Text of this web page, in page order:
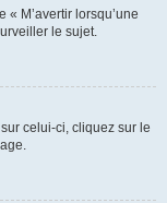
M’avertir lorsqu’une
le sujet.
celui-ci, cliquez sur le